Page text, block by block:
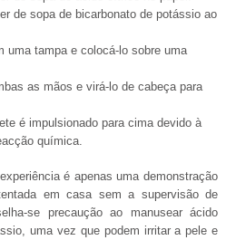
de sopa de bicarbonato de potássio ao
uma tampa e colocá-lo sobre uma
as mãos e virá-lo de cabeça para
é impulsionado para cima devido à
química.
é apenas uma demonstração
em casa sem a supervisão de
se precaução ao manusear ácido
uma vez que podem irritar a pele e